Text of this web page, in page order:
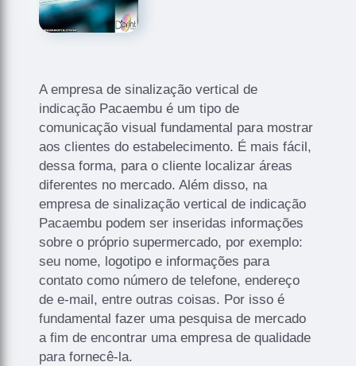
A empresa de sinalização vertical de
indicação Pacaembu é um tipo de
comunicação visual fundamental para mostrar
aos clientes do estabelecimento. É mais fácil,
dessa forma, para o cliente localizar áreas
diferentes no mercado. Além disso, na
empresa de sinalização vertical de indicação
Pacaembu podem ser inseridas informações
sobre o próprio supermercado, por exemplo:
seu nome, logotipo e informações para
contato como número de telefone, endereço
de e-mail, entre outras coisas. Por isso é
fundamental fazer uma pesquisa de mercado
a fim de encontrar uma empresa de qualidade
para fornecê-la.